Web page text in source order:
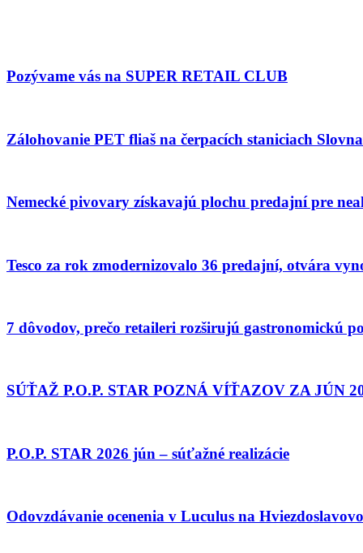
Pozývame vás na SUPER RETAIL CLUB
Zálohovanie PET fliaš na čerpacích staniciach
Nemecké pivovary získavajú plochu predajní pre
Tesco za rok zmodernizovalo 36 predajní, otvára
7 dôvodov, prečo retaileri rozširujú gastronomickú
SÚŤAŽ P.O.P. STAR POZNÁ VÍŤAZOV ZA JÚN
P.O.P. STAR 2026 jún – súťažné realizácie
Odovzdávanie ocenenia v Luculus na